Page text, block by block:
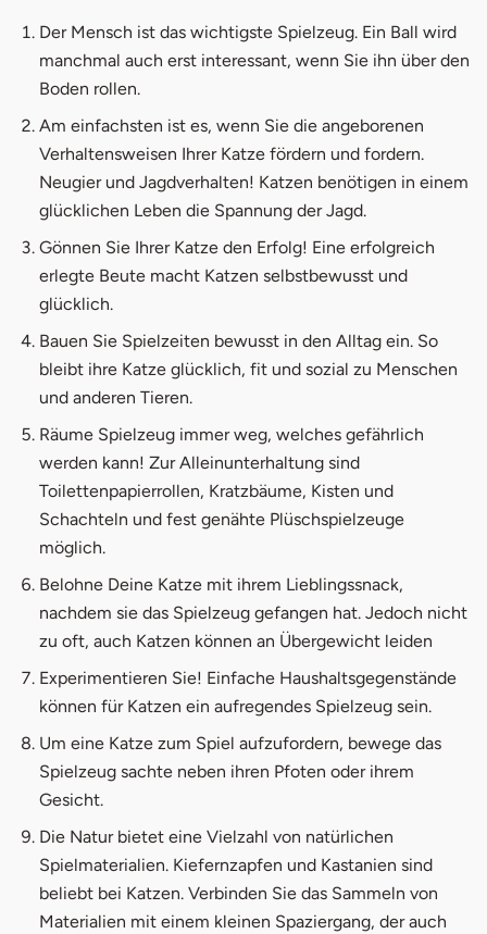
Der Mensch ist das wichtigste Spielzeug. Ein Ball wird
manchmal auch erst interessant, wenn Sie ihn über den
Boden rollen.
Am einfachsten ist es, wenn Sie die angeborenen
Verhaltensweisen Ihrer Katze fördern und fordern.
Neugier und Jagdverhalten! Katzen benötigen in einem
glücklichen Leben die Spannung der Jagd.
Gönnen Sie Ihrer Katze den Erfolg! Eine erfolgreich
erlegte Beute macht Katzen selbstbewusst und
glücklich.
Bauen Sie Spielzeiten bewusst in den Alltag ein. So
bleibt ihre Katze glücklich, fit und sozial zu Menschen
und anderen Tieren.
Räume Spielzeug immer weg, welches gefährlich
werden kann! Zur Alleinunterhaltung sind
Toilettenpapierrollen, Kratzbäume, Kisten und
Schachteln und fest genähte Plüschspielzeuge
möglich.
Belohne Deine Katze mit ihrem Lieblingssnack,
nachdem sie das Spielzeug gefangen hat. Jedoch nicht
zu oft, auch Katzen können an Übergewicht leiden
Experimentieren Sie! Einfache Haushaltsgegenstände
können für Katzen ein aufregendes Spielzeug sein.
Um eine Katze zum Spiel aufzufordern, bewege das
Spielzeug sachte neben ihren Pfoten oder ihrem
Gesicht.
Die Natur bietet eine Vielzahl von natürlichen
Spielmaterialien. Kiefernzapfen und Kastanien sind
beliebt bei Katzen. Verbinden Sie das Sammeln von
Materialien mit einem kleinen Spaziergang, der auch